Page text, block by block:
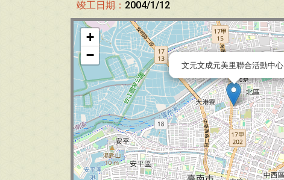
竣工日期： 2004/1/12
文元文成元美里聯合活動中心
+
−